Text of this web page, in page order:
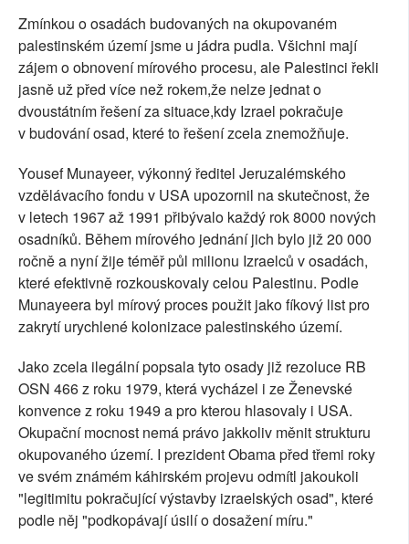
Zmínkou o osadách budovaných na okupovaném
palestinském území jsme u jádra pudla. Všichni mají
zájem o obnovení mírového procesu, ale Palestinci řekli
jasně už před více než rokem,že nelze jednat o
dvoustátním řešení za situace,kdy Izrael pokračuje
v budování osad, které to řešení zcela znemožňuje.
Yousef Munayeer, výkonný ředitel Jeruzalémského
vzdělávacího fondu v USA upozornil na skutečnost, že
v letech 1967 až 1991 přibývalo každý rok 8000 nových
osadníků. Během mírového jednání jich bylo již 20 000
ročně a nyní žije téměř půl milionu Izraelců v osadách,
které efektivně rozkouskovaly celou Palestinu. Podle
Munayeera byl mírový proces použit jako fíkový list pro
zakrytí urychlené kolonizace palestinského území.
Jako zcela ilegální popsala tyto osady již rezoluce RB
OSN 466 z roku 1979, která vycházel i ze Ženevské
konvence z roku 1949 a pro kterou hlasovaly i USA.
Okupační mocnost nemá právo jakkoliv měnit strukturu
okupovaného území. I prezident Obama před třemi roky
ve svém známém káhirském projevu odmítl jakoukoli
"legitimitu pokračující výstavby izraelských osad", které
podle něj "podkopávají úsilí o dosažení míru."